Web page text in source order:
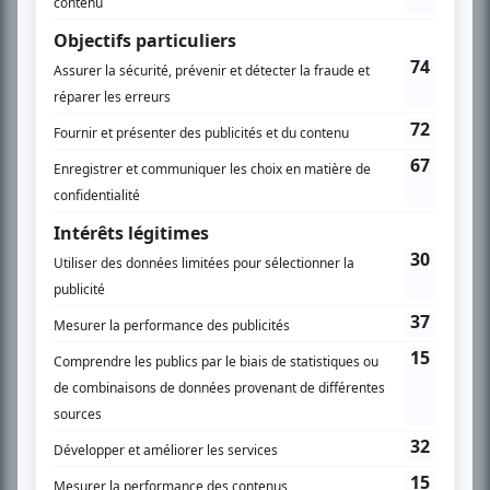
SUR LE RÉSEAU BIZZ MÉDIA
PLAN DU SITE
Accueil
Liste des oeuvres
Liste des comédiens
Recherche avancée
À propos
Nous contacter
Termes et conditions
Gestion du consentement